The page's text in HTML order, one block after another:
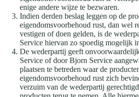
enige andere wijze te bezwaren.
Indien derden beslag leggen op de
eigendomsvoorbehoud rust, dan wel
vestigen of doen gelden, is de
Service hiervan zo spoedig mogelijk
De wederpartij geeft
Service of door Bjorn Service
plaatsen te betreden waar de
eigendomsvoorbehoud rust zich
verzuim van de wederpartij